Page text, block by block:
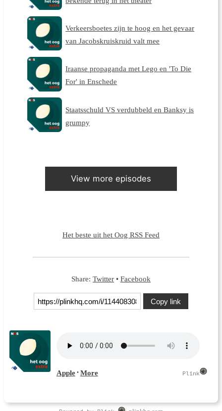
Verkeersboetes zijn te hoog en het gevaar
van Jacobskruiskruid valt mee
Iraanse propaganda met Lego en 'To Die
For' in Enschede
Staatsschuld VS verdubbeld en Banksy is
grumpy
View more episodes
Het beste uit het Oog RSS Feed
Share: Twitter • Facebook
Copy link